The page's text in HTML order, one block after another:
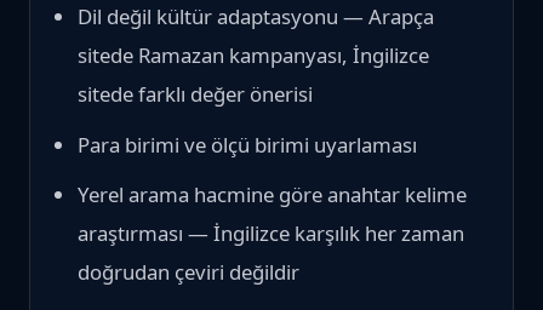
Dil değil kültür adaptasyonu — Arapça
sitede Ramazan kampanyası, İngilizce
sitede farklı değer önerisi
Para birimi ve ölçü birimi uyarlaması
Yerel arama hacmine göre anahtar kelime
araştırması — İngilizce karşılık her zaman
doğrudan çeviri değildir